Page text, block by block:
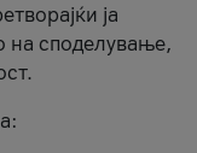
ја
на споделување,